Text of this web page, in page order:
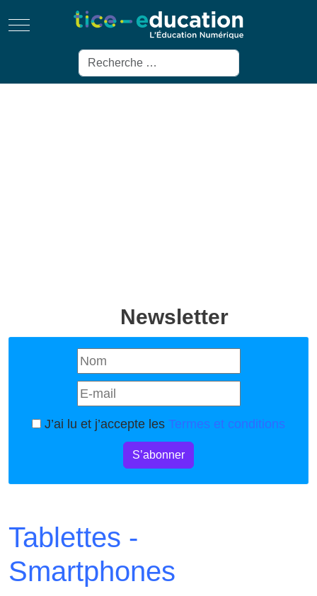
Mobile Menu Toggle
Rechercher
Newsletter
J’ai lu et j’accepte les Termes et conditions
S’abonner
Tablettes -
Smartphones